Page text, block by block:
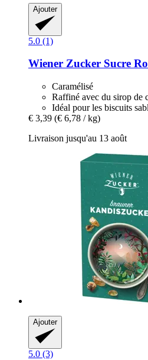
Ajouter
5.0 (1)
Wiener Zucker Sucre
Caramélisé
Raffiné avec du sirop de
Idéal pour les biscuits
€ 3,39 (€ 6,78 / kg)
Livraison jusqu'au 13 août
Ajouter
5.0 (3)